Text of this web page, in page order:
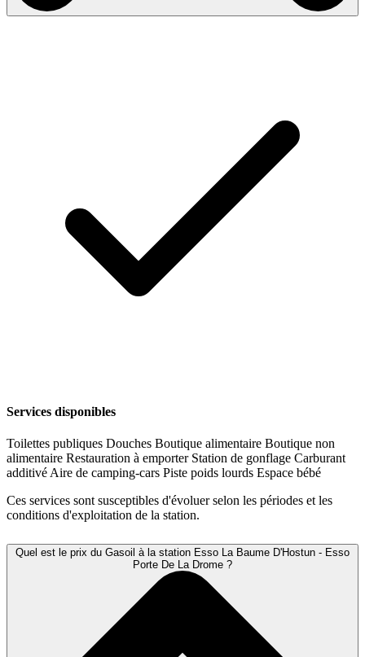
Services disponibles
Toilettes publiques Douches Boutique alimentaire Boutique non
alimentaire Restauration à emporter Station de gonflage Carburant
additivé Aire de camping-cars Piste poids lourds Espace bébé
Ces services sont susceptibles d'évoluer selon les périodes et les
conditions d'exploitation de la station.
Quel est le prix du Gasoil à la station Esso La Baume D'Hostun - Esso
Porte De La Drome ?